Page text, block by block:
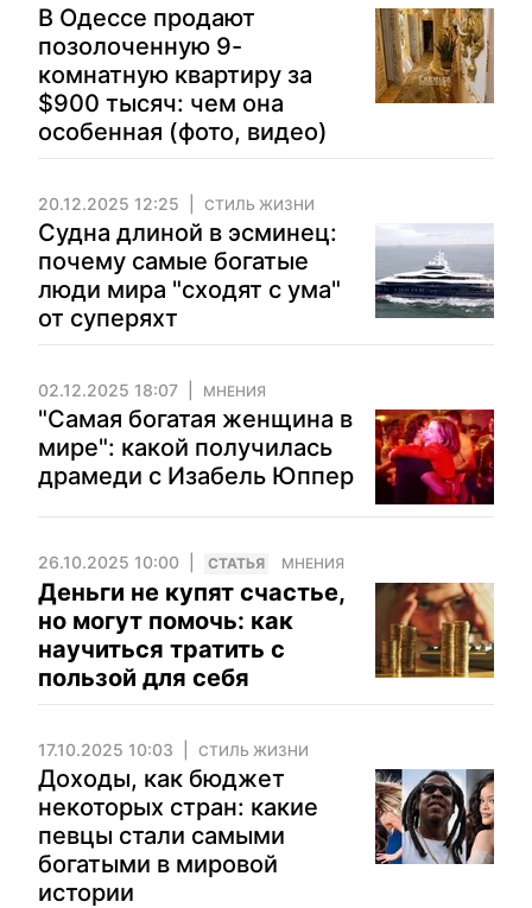
В Одессе продают
позолоченную 9-
комнатную квартиру за
$900 тысяч: чем она
особенная (фото, видео)
20.12.2025 12:25 СТИЛЬ ЖИЗНИ
Судна длиной в эсминец:
почему самые богатые
люди мира "сходят с ума"
от суперяхт
02.12.2025 18:07 МНЕНИЯ
"Самая богатая женщина в
мире": какой получилась
драмеди с Изабель Юппер
26.10.2025 10:00 CТАТЬЯ МНЕНИЯ
Деньги не купят счастье,
но могут помочь: как
научиться тратить с
пользой для себя
17.10.2025 10:03 СТИЛЬ ЖИЗНИ
Доходы, как бюджет
некоторых стран: какие
певцы стали самыми
богатыми в мировой
истории